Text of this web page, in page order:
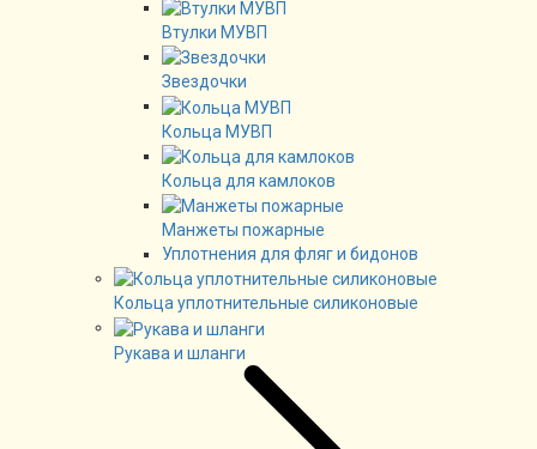
Втулки МУВП
Звездочки
Кольца МУВП
Кольца для камлоков
Манжеты пожарные
Уплотнения для фляг и бидонов
Кольца уплотнительные силиконовые
Рукава и шланги